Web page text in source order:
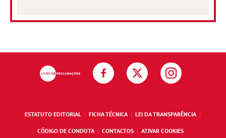
ESTATUTO EDITORIAL FICHA TÉCNICA LEI DA TRANSPARÊNCIA
CÓDIGO DE CONDUTA CONTACTOS ATIVAR COOKIES